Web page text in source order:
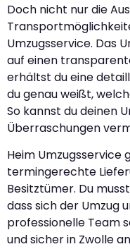
Doch nicht nur die
Umzugsservice. Das
auf einen
erhältst du eine
du genau weißt,
So kannst du deinen
Überraschungen
Heim Umzugsservice
termingerechte
Besitztümer. Du
dass sich der Umzug
professionelle Team
und sicher in Zwolle